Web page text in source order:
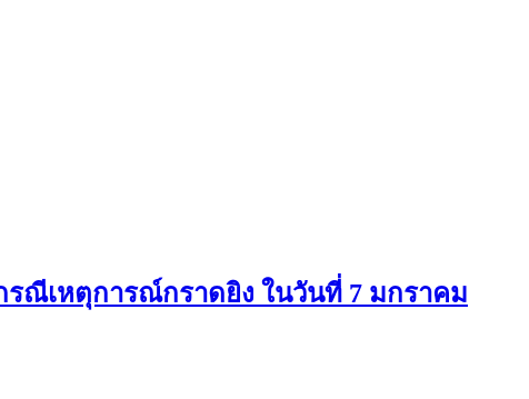
ณีเหตุการณ์กราดยิง ในวันที่ 7 มกราคม